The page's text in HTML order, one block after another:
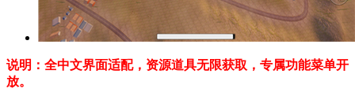
说明：全中文界面适配，资源道具无限获取，专属功能菜单开
放。